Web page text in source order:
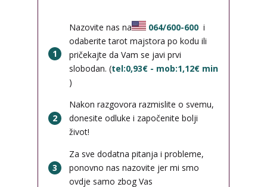
1
Nazovite nas na 064/600-600 i
odaberite tarot majstora po kodu ili
pričekajte da Vam se javi prvi
slobodan. (tel:0,93€ - mob:1,12€ min
)
2
Nakon razgovora razmislite o svemu,
donesite odluke i započenite bolji
život!
3
Za sve dodatna pitanja i probleme,
ponovno nas nazovite jer mi smo
ovdje samo zbog Vas